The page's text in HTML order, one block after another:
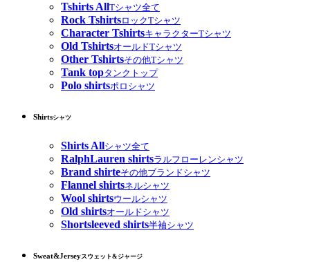
Tshirts AllTシャツ全て
Rock TshirtsロックTシャツ
Character TshirtsキャラクターTシャツ
Old TshirtsオールドTシャツ
Other Tshirtsその他Tシャツ
Tank topタンクトップ
Polo shirtsポロシャツ
Shirtsシャツ
Shirts Allシャツ全て
RalphLauren shirtsラルフローレンシャツ
Brand shirteその他ブランドシャツ
Flannel shirtsネルシャツ
Wool shirtsウールシャツ
Old shirtsオールドシャツ
Shortsleeved shirts半袖シャツ
Sweat&Jerseyスウェット&ジャージ